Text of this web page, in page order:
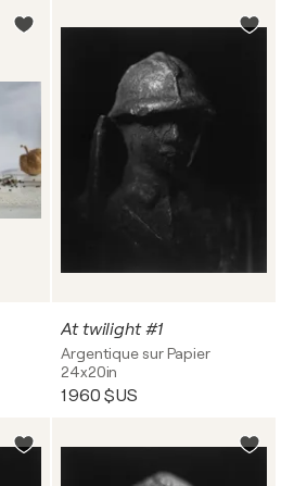
At twilight #1
Argentique sur Papier
24x20in
1 960 $US